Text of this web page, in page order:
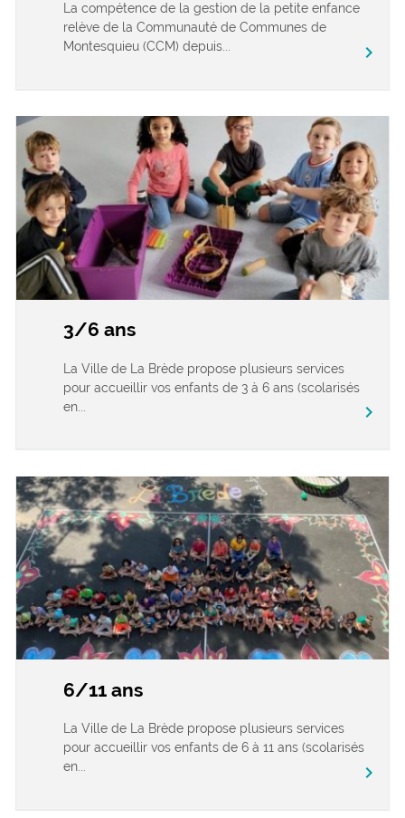
La compétence de la gestion de la petite enfance
relève de la Communauté de Communes de
Montesquieu (CCM) depuis...
chevron_right
3/6 ans
La Ville de La Brède propose plusieurs services
pour accueillir vos enfants de 3 à 6 ans (scolarisés
en...
chevron_right
6/11 ans
La Ville de La Brède propose plusieurs services
pour accueillir vos enfants de 6 à 11 ans (scolarisés
en...
chevron_right